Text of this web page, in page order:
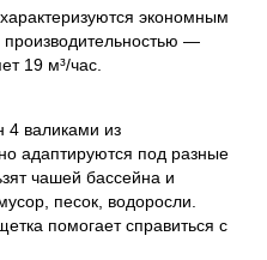
экономным
производительностью —
19 м³/час.
4 валиками из
адаптируются под разные
чашей бассейна и
песок, водоросли.
помогает справиться с